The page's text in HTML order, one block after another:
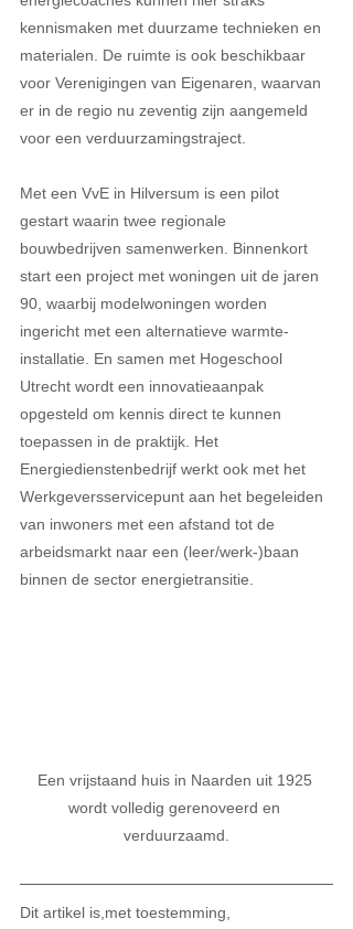
kennismaken met duurzame technieken en
materialen. De ruimte is ook beschikbaar
voor Verenigingen van Eigenaren, waarvan
er in de regio nu zeventig zijn aangemeld
voor een verduurzamingstraject.
Met een VvE in Hilversum is een pilot
gestart waarin twee regionale
bouwbedrijven samenwerken. Binnenkort
start een project met woningen uit de jaren
90, waarbij modelwoningen worden
ingericht met een alternatieve warmte-
installatie. En samen met Hogeschool
Utrecht wordt een innovatieaanpak
opgesteld om kennis direct te kunnen
toepassen in de praktijk. Het
Energiedienstenbedrijf werkt ook met het
Werkgeversservicepunt aan het begeleiden
van inwoners met een afstand tot de
arbeidsmarkt naar een (leer/werk-)baan
binnen de sector energietransitie.
Een vrijstaand huis in Naarden uit 1925
wordt volledig gerenoveerd en
verduurzaamd.
Dit artikel is,met toestemming,